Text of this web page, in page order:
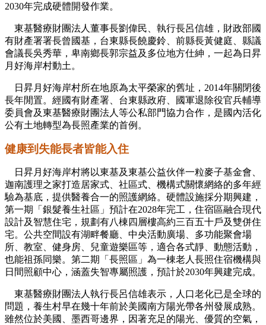
2030年完成硬體開發作業。
東基醫療財團法人董事長劉偉民、執行長呂信雄，財政部國
有財產署署長曾國基，台東縣長饒慶鈴、前縣長黃健庭、縣議
會議長吳秀華，卑南鄉長郭宗益及多位地方仕紳，一起為日昇
月好海岸村動土。
日昇月好海岸村所在地原為太平榮家的舊址， 2014年關閉後
長年閒置。經國有財產署、台東縣政府、國軍退除役官兵輔導
委員會及東基醫療財團法人等公私部門協力合作，是國內活化
公有土地轉型為長照產業的首例。
健康到失能長者皆能入住
日昇月好海岸村將以東基及東基公益伙伴一粒麥子基金會、
迦南護理之家打造居家式、社區式、機構式關懷網絡的多年經
驗為基底，提供醫養合一的照護網絡。硬體設施採分期興建，
第一期「銀髮養生社區」預計在2028年完工，住宿區融合現代
設計及智慧住宅，規劃有八棟四層樓高約三百五十戶及雙併住
宅。公共空間設有湖畔餐廳、中央活動廣場、多功能聚會場
所、教室、健身房、兒童遊樂區等，適合各式靜、動態活動，
也能祖孫同樂。第二期「長照區」為一棟老人長照住宿機構與
日間照顧中心，涵蓋失智專屬照護，預計於2030年興建完成。
東基醫療財團法人執行長呂信雄表示，人口老化已是全球的
問題，養生村早在幾十年前於美國南方陽光帶各州發展成熟。
雖然位於美國、墨西哥邊界，因著充足的陽光、優質的空氣，